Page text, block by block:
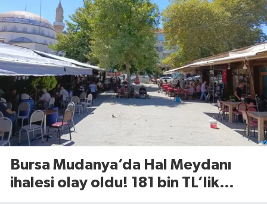
Bursa Mudanya’da Hal Meydanı
ihalesi olay oldu! 181 bin TL’lik